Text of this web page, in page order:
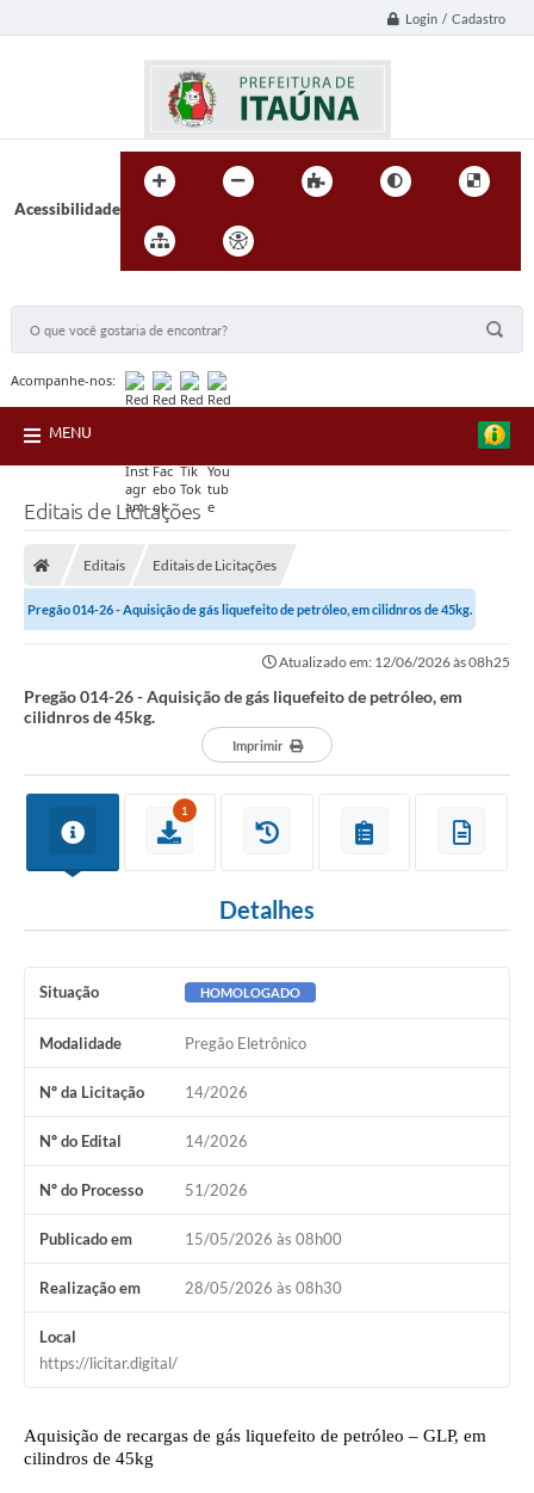
Login / Cadastro
Acessibilidade
Acompanhe-nos:
MENU
Editais de Licitações
Editais Editais de Licitações
Pregão 014-26 - Aquisição de gás liquefeito de petróleo, em cilidnros de 45kg.
Atualizado em: 12/06/2026 às 08h25
Pregão 014-26 - Aquisição de gás liquefeito de petróleo, em
cilidnros de 45kg.
Imprimir
1
Detalhes
Situação HOMOLOGADO
Modalidade Pregão Eletrônico
Nº da Licitação 14/2026
Nº do Edital 14/2026
Nº do Processo 51/2026
Publicado em 15/05/2026 às 08h00
Realização em 28/05/2026 às 08h30
Local
https://licitar.digital/
Aquisição de recargas de gás liquefeito de petróleo – GLP, em
cilindros de 45kg